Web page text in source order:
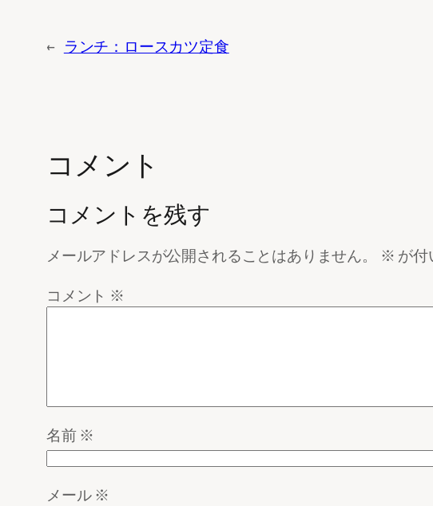
← ランチ：ロースカツ定食
コメント
コメントを残す
メールアドレスが公開されることはありません。 ※ が
コメント ※
名前※
メール※